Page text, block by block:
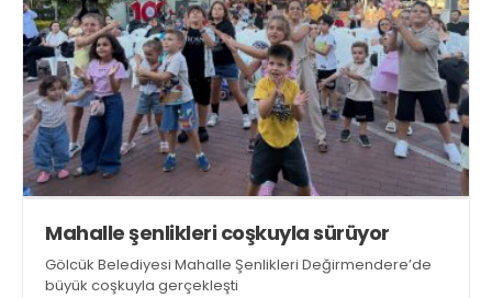
Mahalle şenlikleri coşkuyla sürüyor
Gölcük Belediyesi Mahalle Şenlikleri Değirmendere’de
büyük coşkuyla gerçekleşti